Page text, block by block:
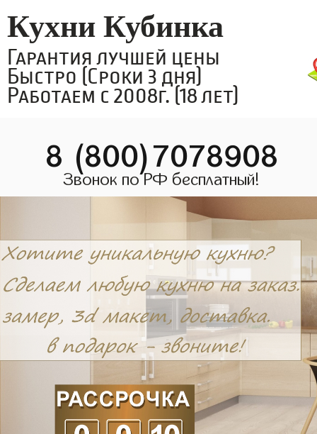
Кухни Кубинка
Гарантия лучшей цены
Быстро (Сроки 3 дня)
Работаем с 2008г. (18 лет)
8 (800)7078908
Звонок по РФ бесплатный!